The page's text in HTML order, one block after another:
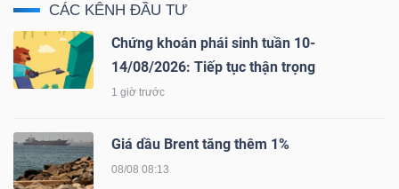
CÁC KÊNH ĐẦU TƯ
Chứng khoán phái sinh tuần 10-
14/08/2026: Tiếp tục thận trọng
1 giờ trước
Giá dầu Brent tăng thêm 1%
08/08 08:13
Thuật
ngữ
(-)
Dịch
vụ